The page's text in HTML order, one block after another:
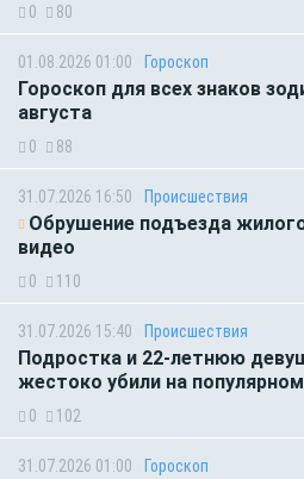
0 80
01.08.2026 01:00 Гороскоп
Гороскоп для всех знаков
августа
0 88
31.07.2026 16:50 Происшествия
Обрушение подъезда
видео
0 110
31.07.2026 15:40 Происшествия
Подростка и 22-летнюю
жестоко убили на
0 102
31.07.2026 01:00 Гороскоп